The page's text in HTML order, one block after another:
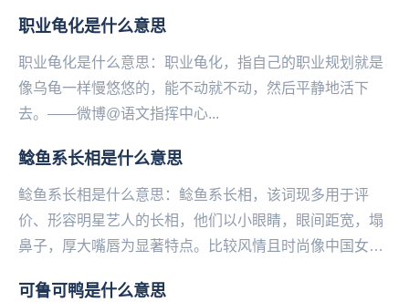
职业龟化是什么意思
职业龟化是什么意思：职业龟化，指自己的职业规划就是
像乌龟一样慢悠悠的，能不动就不动，然后平静地活下
去。——微博@语文指挥中心...
鲶鱼系长相是什么意思
鲶鱼系长相是什么意思：鲶鱼系长相，该词现多用于评
价、形容明星艺人的长相，他们以小眼睛，眼间距宽，塌
鼻子，厚大嘴唇为显著特点。比较风情且时尚像中国女
士、j...
可鲁可鸭是什么意思